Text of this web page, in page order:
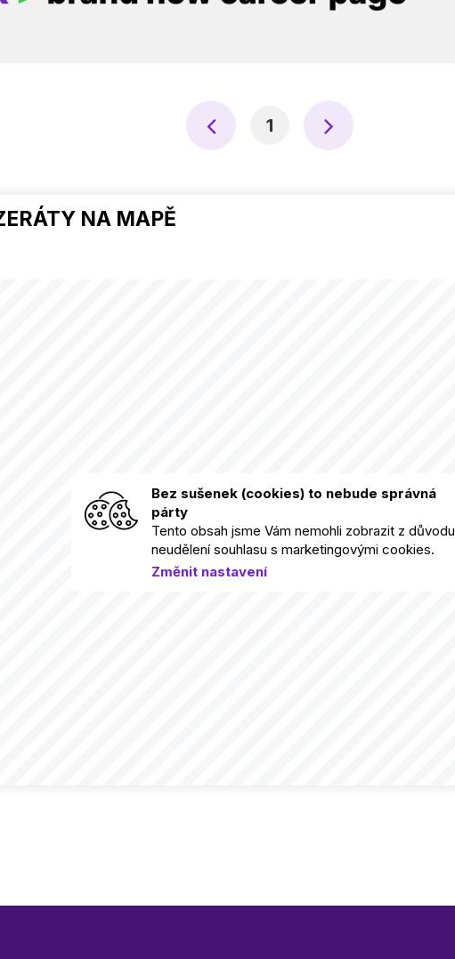
1
NA MAPĚ
Bez sušenek (cookies) to nebude správná
párty
Tento obsah jsme Vám nemohli zobrazit z důvodu
neudělení souhlasu s marketingovými cookies.
Změnit nastavení